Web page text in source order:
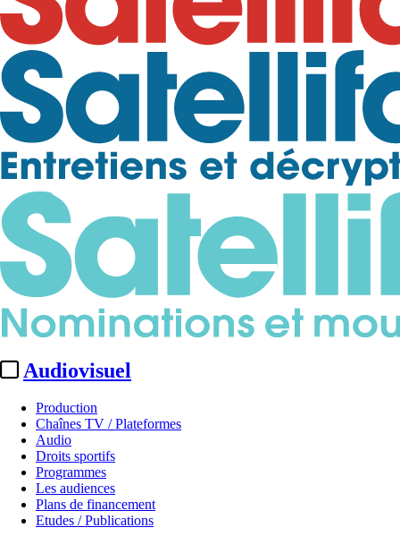
Audiovisuel
Production
Chaînes TV / Plateformes
Audio
Droits sportifs
Programmes
Les audiences
Plans de financement
Etudes / Publications